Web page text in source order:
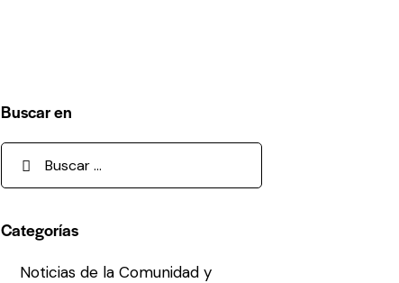
Buscar en
Categorías
Noticias de la Comunidad y